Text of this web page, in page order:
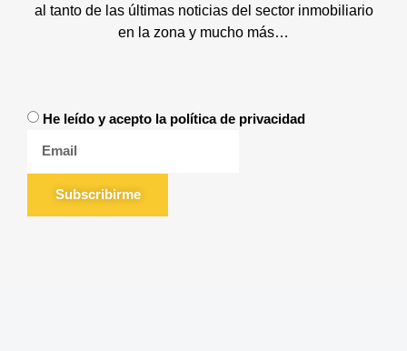
al tanto de las últimas noticias del sector inmobiliario
en la zona y mucho más…
He leído y acepto la política de privacidad
Subscribirme